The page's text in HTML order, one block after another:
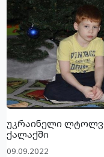
უკრაინელი
ქალაქში
09.09.2022